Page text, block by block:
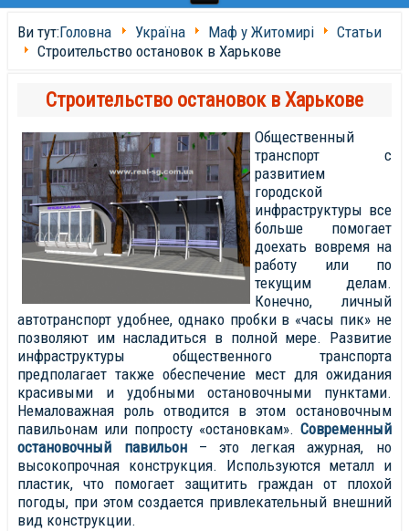
Ви тут:Головна Україна Маф у Житомирі
Статьи
Строительство остановок в Харькове
Строительство остановок в Харькове
Общественный
транспорт с
развитием
городской
инфраструктуры все
больше помогает
доехать вовремя на
работу или по
текущим делам.
Конечно, личный
автотранспорт удобнее, однако пробки в «часы пик» не
позволяют им насладиться в полной мере. Развитие
инфраструктуры общественного транспорта
предполагает также обеспечение мест для ожидания
красивыми и удобными остановочными пунктами.
Немаловажная роль отводится в этом остановочным
павильонам или попросту «остановкам». Современный
остановочный павильон– это легкая ажурная, но
высокопрочная конструкция. Используются металл и
пластик, что помогает защитить граждан от плохой
погоды, при этом создается привлекательный внешний
вид конструкции.